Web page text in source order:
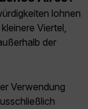
lohnen
Viertel,
der
Verwendung